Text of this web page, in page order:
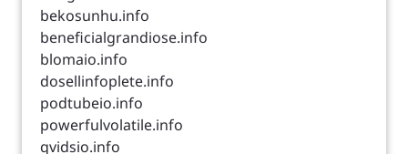
bekosunhu.info
beneficialgrandiose.info
blomaio.info
dosellinfoplete.info
podtubeio.info
powerfulvolatile.info
qvidsio.info